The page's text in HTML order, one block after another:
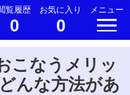
覧履歴
0
お気に入り
0
メニュー
こなうメリッ
んな方法があ